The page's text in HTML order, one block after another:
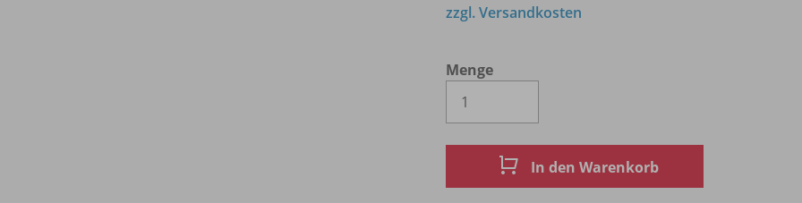
Menge
zzgl. Versandkosten
In den Warenkorb